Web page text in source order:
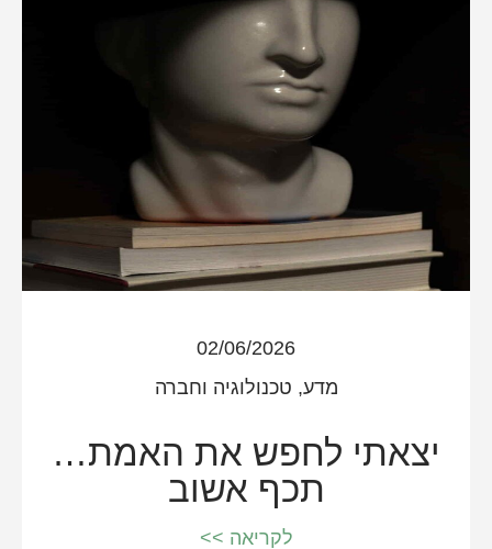
02/06/2026
מדע, טכנולוגיה וחברה
יצאתי לחפש את האמת…
תכף אשוב
לקריאה >>